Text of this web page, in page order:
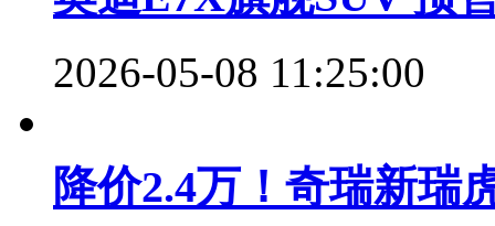
2026-05-08 11:25:00
降价2.4万！奇瑞新瑞